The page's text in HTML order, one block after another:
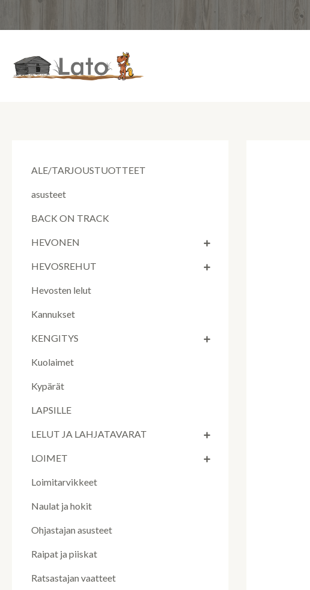
ALE/TARJOUSTUOTTEET
asusteet
BACK ON TRACK
HEVONEN
HEVOSREHUT
Hevosten lelut
Kannukset
KENGITYS
Kuolaimet
Kypärät
LAPSILLE
LELUT JA LAHJATAVARAT
LOIMET
Loimitarvikkeet
Naulat ja hokit
Ohjastajan asusteet
Raipat ja piiskat
Ratsastajan vaatteet